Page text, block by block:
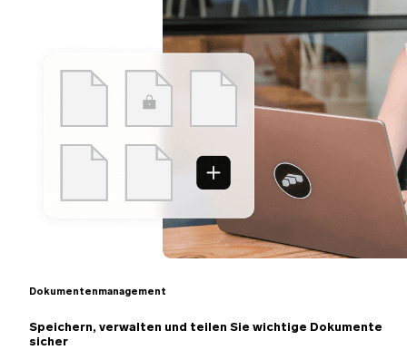
Dokumentenmanagement
Speichern, verwalten und teilen Sie wichtige Dokumente
sicher